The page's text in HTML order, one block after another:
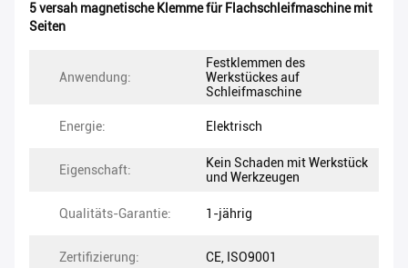
5 versah magnetische Klemme für Flachschleifmaschine mit
Seiten
Anwendung:
Festklemmen des
Werkstückes auf
Schleifmaschine
Energie: Elektrisch
Eigenschaft:
Kein Schaden mit Werkstück
und Werkzeugen
Qualitäts-Garantie: 1-jährig
Zertifizierung: CE, ISO9001